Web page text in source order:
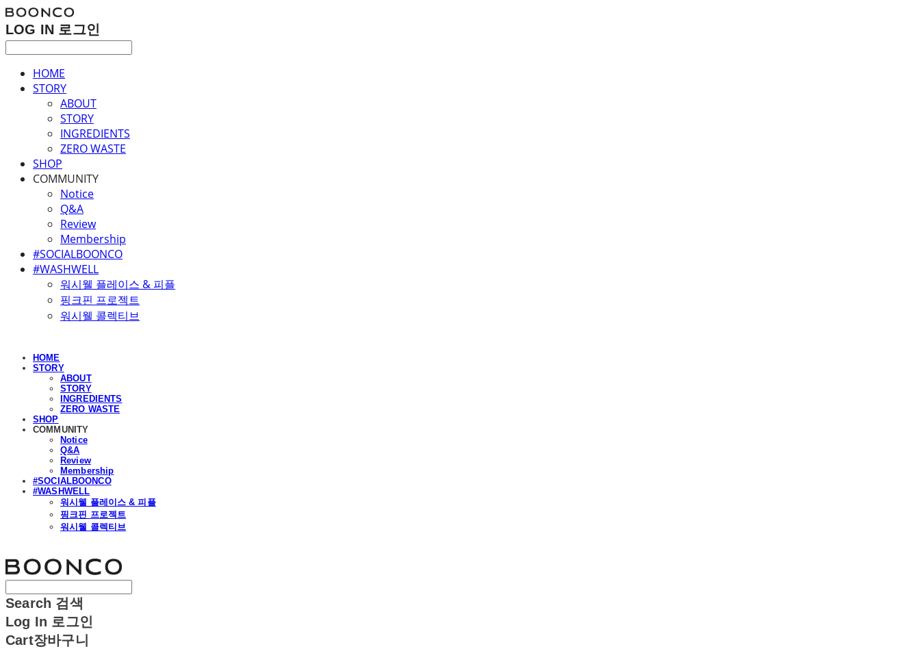
LOG IN 로그인
HOME
STORY
ABOUT
STORY
INGREDIENTS
ZERO WASTE
SHOP
COMMUNITY
Notice
Q&A
Review
Membership
#SOCIALBOONCO
#WASHWELL
워시웰 플레이스 & 피플
핑크핀 프로젝트
워시웰 콜렉티브
HOME
STORY
ABOUT
STORY
INGREDIENTS
ZERO WASTE
SHOP
COMMUNITY
Notice
Q&A
Review
Membership
#SOCIALBOONCO
#WASHWELL
워시웰 플레이스 & 피플
핑크핀 프로젝트
워시웰 콜렉티브
Search 검색
Log In 로그인
Cart장바구니